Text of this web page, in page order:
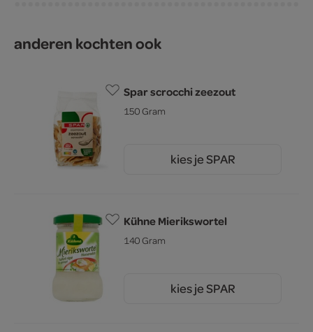
anderen kochten ook
Spar scrocchi zeezout
150 Gram
kies je SPAR
Kühne Mierikswortel
140 Gram
kies je SPAR